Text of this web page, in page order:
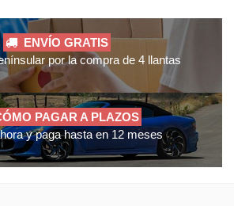
ENVÍO GRATIS
por la compra de 4 llantas
PAGAR A PLAZOS
y paga hasta en 12 meses